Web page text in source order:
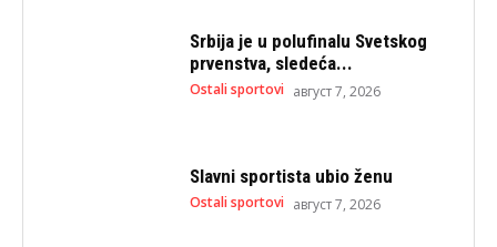
Srbija je u polufinalu Svetskog
prvenstva, sledeća...
Ostali sportovi август 7, 2026
Slavni sportista ubio ženu
Ostali sportovi август 7, 2026